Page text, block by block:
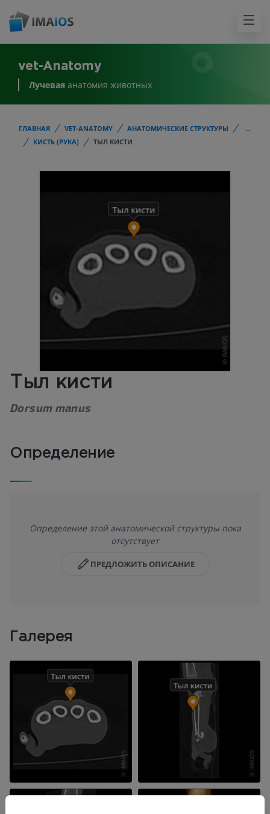
vet-Anatomy
Лучевая анатомия животных
ГЛАВНАЯ VET-ANATOMY АНАТОМИЧЕСКИЕ СТРУКТУРЫ
...
КИСТЬ (РУКА)
ТЫЛ КИСТИ
Тыл кисти
Dorsum manus
Определение
Определение этой анатомической структуры пока
отсутствует
ПРЕДЛОЖИТЬ ОПИСАНИЕ
Галерея